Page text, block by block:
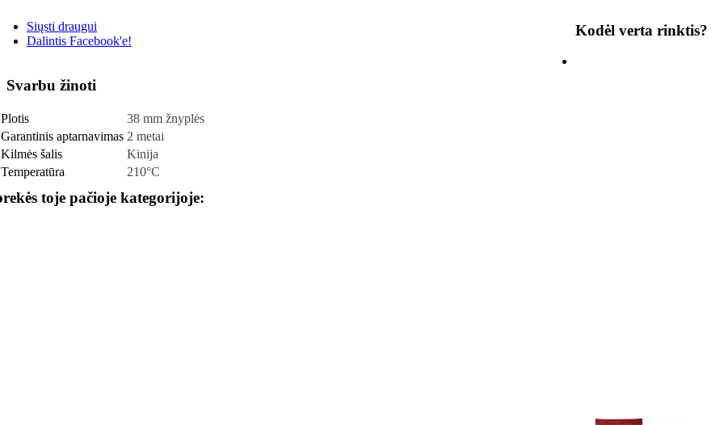
Siųsti draugui
Dalintis Facebook'e!
Svarbu žinoti
Plotis
38 mm žnyplės
Garantinis aptarnavimas 2 metai
Kilmės šalis
Kinija
Temperatūra
210°C
Kodėl verta rinktis?
toje pačioje kategorijoje: